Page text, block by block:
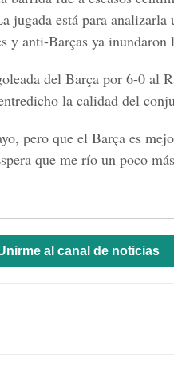
jugada está para
y anti-Barças ya inundaron
del Barça por 6-0 al
la calidad del
pero que el Barça es
que me río un poco
al canal de noticias